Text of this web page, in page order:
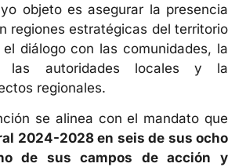
objeto es asegurar la presencia
regiones estratégicas del territorio
diálogo con las comunidades, la
las autoridades locales y la
regionales.
se alinea con el mandato que
2024-2028 en seis de sus ocho
de sus campos de acción y